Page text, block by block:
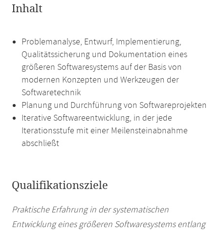
Inhalt
Problemanalyse, Entwurf, Implementierung,
Qualitätssicherung und Dokumentation eines
größeren Softwaresystems auf der Basis von
modernen Konzepten und Werkzeugen der
Softwaretechnik
Planung und Durchführung von Softwareprojekten
Iterative Softwareentwicklung, in der jede
Iterationsstufe mit einer Meilensteinabnahme
abschließt
Qualifikationsziele
Praktische Erfahrung in der systematischen
Entwicklung eines größeren Softwaresystems entlang